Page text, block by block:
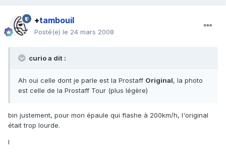
+tambouil
Posté(e) le 24 mars 2008
curio a dit :
Ah oui celle dont je parle est la Prostaff Original, la photo
est celle de la Prostaff Tour (plus légère)
bin justement, pour mon épaule qui flashe à 200km/h, l'original
était trop lourde.
l